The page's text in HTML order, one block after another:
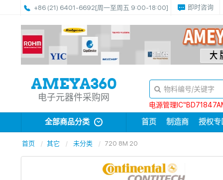
+86 (21) 6401-6692[周一至周五 9:00-18:00] 即时咨询
电子元器件采购网
电源管理
全部商品分类 首页 制造商 授权专
首页 其它 未分类 720 8M 20